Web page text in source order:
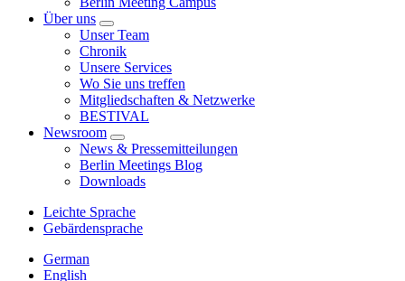
Über uns
Unser Team
Chronik
Unsere Services
Wo Sie uns treffen
Mitgliedschaften & Netzwerke
BESTIVAL
Newsroom
News & Pressemitteilungen
Berlin Meetings Blog
Downloads
Leichte Sprache
Gebärdensprache
German
English